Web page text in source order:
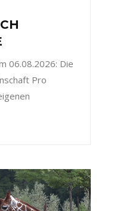
06.08.2026: Die
Pro